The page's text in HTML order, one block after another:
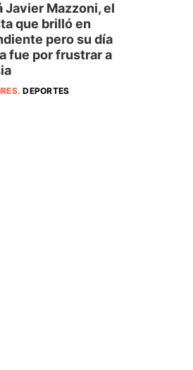
Javier Mazzoni, el
que brilló en
pero su día
fue por frustrar a
.DEPORTES